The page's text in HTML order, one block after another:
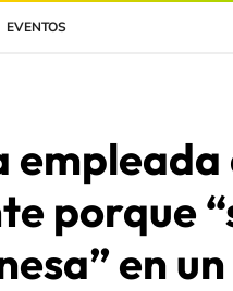
EVENTOS
porque
en